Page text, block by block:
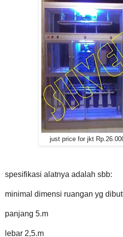
just price for jkt
spesifikasi alatnya adalah sbb:
minimal dimensi ruangan yg
panjang 5.m
lebar 2,5.m